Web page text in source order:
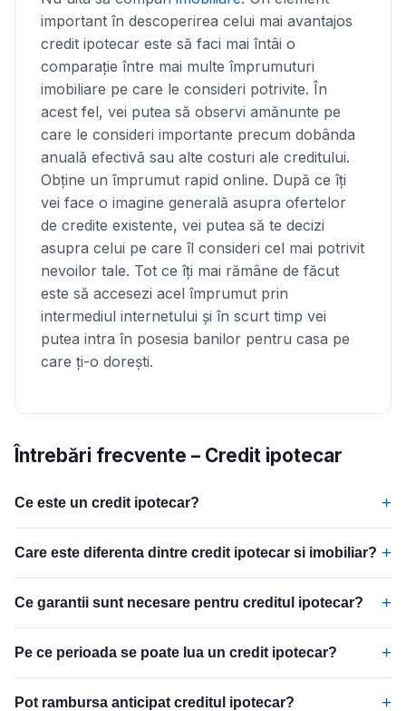
important în descoperirea celui mai avantajos
credit ipotecar este să faci mai întâi o
comparație între mai multe împrumuturi
imobiliare pe care le consideri potrivite. În
acest fel, vei putea să observi amănunte pe
care le consideri importante precum dobânda
anuală efectivă sau alte costuri ale creditului.
Obține un împrumut rapid online. După ce îți
vei face o imagine generală asupra ofertelor
de credite existente, vei putea să te decizi
asupra celui pe care îl consideri cel mai potrivit
nevoilor tale. Tot ce îți mai rămâne de făcut
este să accesezi acel împrumut prin
intermediul internetului și în scurt timp vei
putea intra în posesia banilor pentru casa pe
care ți-o dorești.
Întrebări frecvente – Credit ipotecar
Ce este un credit ipotecar? +
Care este diferenta dintre credit ipotecar si imobiliar? +
Ce garantii sunt necesare pentru creditul ipotecar? +
Pe ce perioada se poate lua un credit ipotecar? +
Pot rambursa anticipat creditul ipotecar? +